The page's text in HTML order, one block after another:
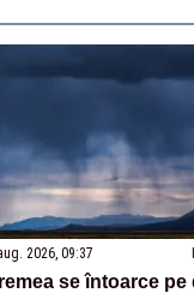
2026, 09:37
se întoarce pe